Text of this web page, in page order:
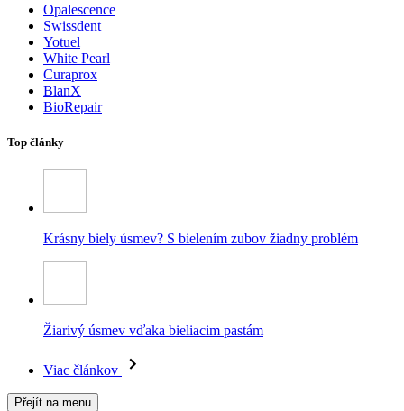
Opalescence
Swissdent
Yotuel
White Pearl
Curaprox
BlanX
BioRepair
Top články
Krásny biely úsmev? S bielením zubov žiadny problém
Žiarivý úsmev vďaka bieliacim pastám
Viac článkov
Přejít na menu